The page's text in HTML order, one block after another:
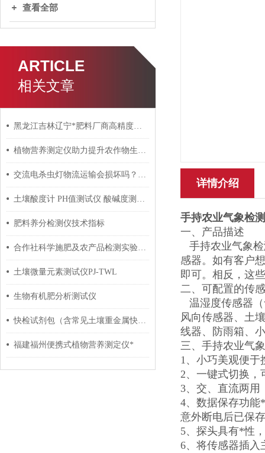
查看全部
ARTICLE
相关文章
黑龙江吉林辽宁*肥料厂商高精度肥料元素检测仪
植物营养测定仪助力提升农作物生长与产量
交流电杀虫灯物流运输会损坏吗？收到货后怎么安装？
土壤酸度计 PH值测试仪 酸碱度测量仪器
肥料养分检测仪技术指标
合作社科学施肥及农产品检测实验室建设配置
土壤微量元素测试仪PJ-TWL
生物有机肥分析测试仪
快检试剂包（含常见土壤重金属快检）的工艺及出厂技术路线
福建福州便携式植物营养测定仪*
详情介绍
手持农业气象检
一、产品描述
手持农业气象检
感器。如有客户
即可。相反，这
二、可配置的传
温湿度传感器（
风向传感器、土
线器、防雨箱、
三、手持农业气
1、小巧美观便于
2、一键式切换，
3、交、直流两用
4、数据保存功能
意外断电后已保
5、探头具有*性
6、将传感器插入